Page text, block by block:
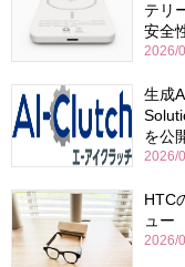
テリ
安全
2026/
生成
を公
2026/
HTC
ュー
2026/